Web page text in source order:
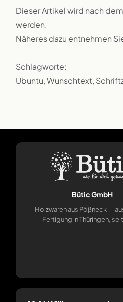
Dieser Artikel wird nach
werden.
Näheres dazu entnehmen
Schlagworte:
Ubuntu, Wunschtext,
Bütic GmbH
Holzwaren aus Pößneck —
Fertigung in Thüringen,